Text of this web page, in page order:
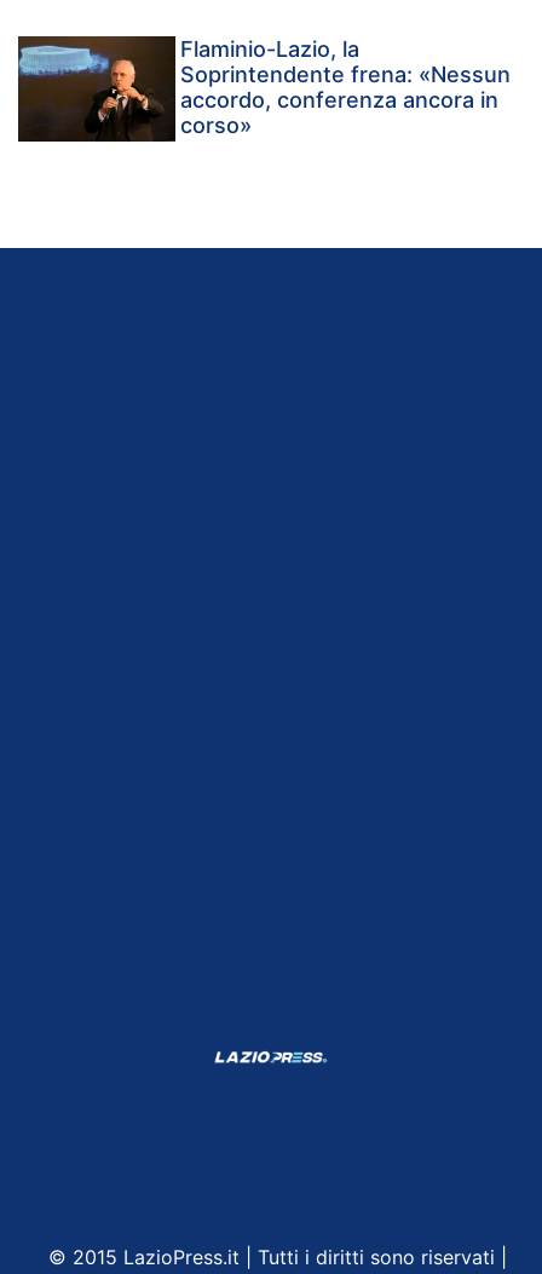
Flaminio-Lazio, la
Soprintendente frena: «Nessun
accordo, conferenza ancora in
corso»
© 2015 LazioPress.it | Tutti i diritti sono riservati |